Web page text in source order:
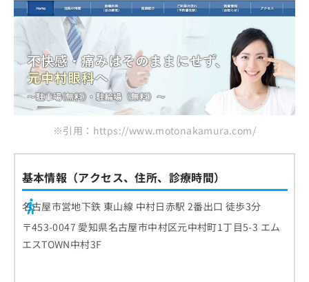
※引用：https://www.motonakamura.com/
基本情報（アクセス、住所、診療時間）
名古屋市営地下鉄 東山線 中村日赤駅 2番出口 徒歩3分
〒453-0047 愛知県名古屋市中村区元中村町1丁目5-3 エム
エスTOWN中村3F